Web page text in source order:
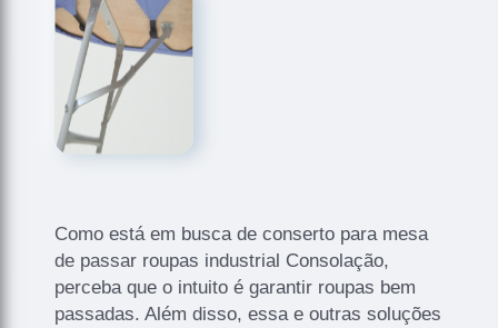
Como está em busca de conserto para mesa
de passar roupas industrial Consolação,
perceba que o intuito é garantir roupas bem
passadas. Além disso, essa e outras soluções